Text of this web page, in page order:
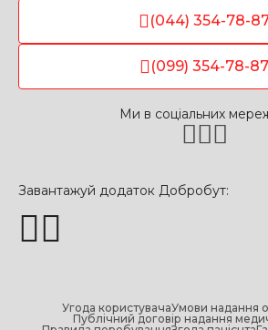
(044) 354-78-
(099) 354-78-87
Ми в соціальних
Завантажуй додаток Добробут:
Угода користувачаУмови надання
Публічний договір надання